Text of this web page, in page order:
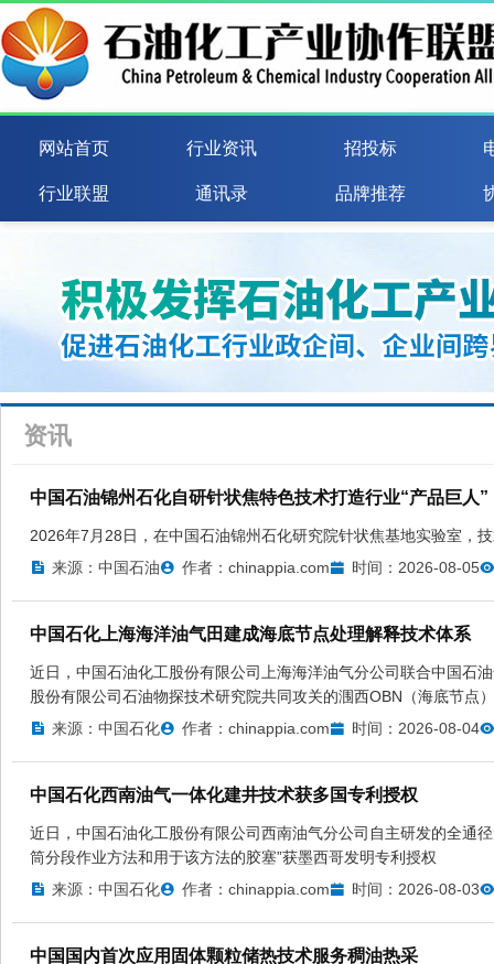
网站首页 行业资讯 招投标
行业联盟 通讯录 品牌推荐
资讯
中国石油锦州石化自研针状焦特色技术打造行业“产品巨人”
2026年7月28日，在中国石油锦州石化研究院针状焦基地实验室，
来源：中国石油
作者：chinappia.com 时间：2026-08-05
中国石化上海海洋油气田建成海底节点处理解释技术体系
近日，中国石油化工股份有限公司上海海洋油气分公司联合中国石
股份有限公司石油物探技术研究院共同攻关的涠西OBN（海底节点
来源：中国石化
作者：chinappia.com 时间：2026-08-04
中国石化西南油气一体化建井技术获多国专利授权
近日，中国石油化工股份有限公司西南油气分公司自主研发的全通
筒分段作业方法和用于该方法的胶塞”获墨西哥发明专利授权
来源：中国石化
作者：chinappia.com 时间：2026-08-03
中国国内首次应用固体颗粒储热技术服务稠油热采